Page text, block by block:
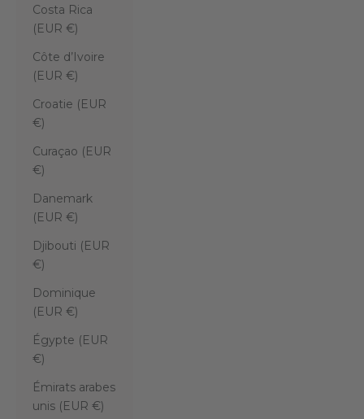
Costa Rica
(EUR €)
Côte d’Ivoire
(EUR €)
Croatie (EUR
€)
Curaçao (EUR
€)
Danemark
(EUR €)
Djibouti (EUR
€)
Dominique
(EUR €)
Égypte (EUR
€)
Émirats arabes
unis (EUR €)